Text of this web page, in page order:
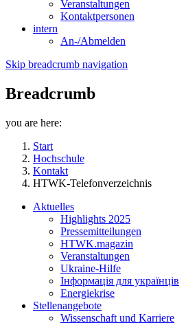
Veranstaltungen
Kontaktpersonen
intern
An-/Abmelden
Skip breadcrumb navigation
Breadcrumb
you are here:
Start
Hochschule
Kontakt
HTWK-Telefonverzeichnis
Aktuelles
Highlights 2025
Pressemitteilungen
HTWK.magazin
Veranstaltungen
Ukraine-Hilfe
Інформація для українців
Energiekrise
Stellenangebote
Wissenschaft und Karriere